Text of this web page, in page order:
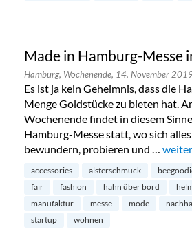
Made in Hamburg-Messe
Hamburg, Wochenende, 14. November
Es ist ja kein Geheimnis, dass die
Menge Goldstücke zu bieten hat.
Wochenende findet in diesem
Hamburg-Messe statt, wo sich
bewundern, probieren und …
accessories alsterschmuck
fair
fashion hahn über bord
manufaktur
messe mode
startup
wohnen